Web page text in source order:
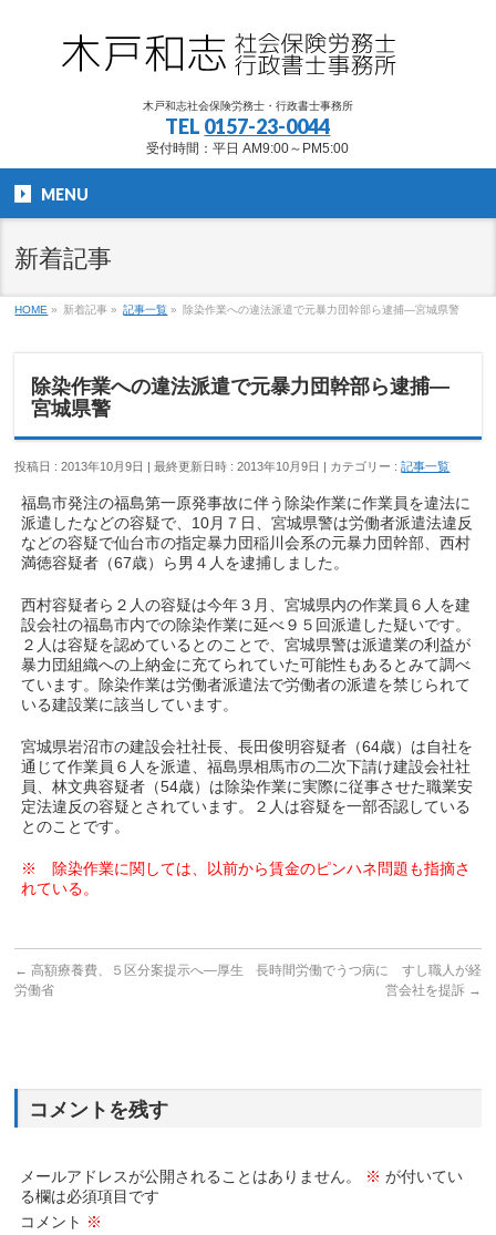
木戸和志社会保険労務士・行政書士事務所
TEL 0157-23-0044
受付時間：平日 AM9:00～PM5:00
MENU
新着記事
HOME » 新着記事 » 記事一覧 » 除染作業への違法派遣で元暴力団幹部ら逮捕―宮城県警
除染作業への違法派遣で元暴力団幹部ら逮捕―
宮城県警
投稿日 : 2013年10月9日 最終更新日時 : 2013年10月9日 カテゴリー :記事一覧
福島市発注の福島第一原発事故に伴う除染作業に作業員を違法に
派遣したなどの容疑で、10月７日、宮城県警は労働者派遣法違反
などの容疑で仙台市の指定暴力団稲川会系の元暴力団幹部、西村
満徳容疑者（67歳）ら男４人を逮捕しました。
西村容疑者ら２人の容疑は今年３月、宮城県内の作業員６人を建
設会社の福島市内での除染作業に延べ９５回派遣した疑いです。
２人は容疑を認めているとのことで、宮城県警は派遣業の利益が
暴力団組織への上納金に充てられていた可能性もあるとみて調べ
ています。除染作業は労働者派遣法で労働者の派遣を禁じられて
いる建設業に該当しています。
宮城県岩沼市の建設会社社長、長田俊明容疑者（64歳）は自社を
通じて作業員６人を派遣、福島県相馬市の二次下請け建設会社社
員、林文典容疑者（54歳）は除染作業に実際に従事させた職業安
定法違反の容疑とされています。２人は容疑を一部否認している
とのことです。
※ 除染作業に関しては、以前から賃金のピンハネ問題も指摘さ
れている。
← 高額療養費、５区分案提示へ―厚生
労働省
長時間労働でうつ病に すし職人が経
営会社を提訴 →
コメントを残す
メールアドレスが公開されることはありません。 ※ が付いてい
る欄は必須項目です
コメント ※